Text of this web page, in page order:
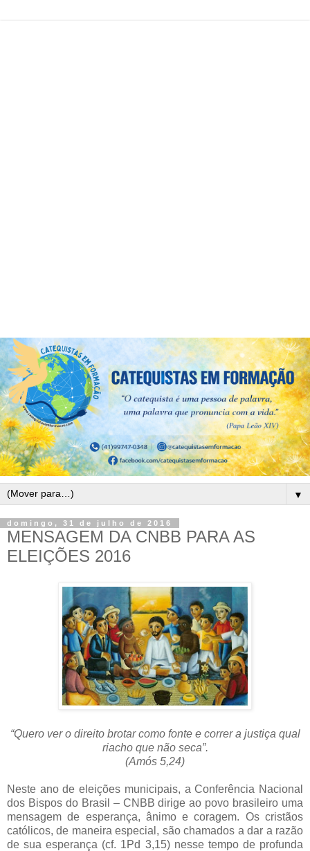
▼
domingo, 31 de julho de 2016
MENSAGEM DA CNBB PARA AS
ELEIÇÕES 2016
“Quero ver o direito brotar como fonte e correr a justiça qual
riacho que não seca”.
(Amós 5,24)
Neste ano de eleições municipais, a Conferência Nacional
dos Bispos do Brasil – CNBB dirige ao povo brasileiro uma
mensagem de esperança, ânimo e coragem. Os cristãos
católicos, de maneira especial, são chamados a dar a razão
de sua esperança (cf. 1Pd 3,15) nesse tempo de profunda